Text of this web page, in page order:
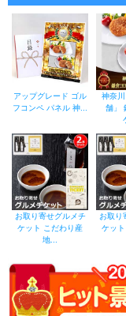
アップグレード ゴル
フコンペ パネル 神...
神奈
舗」
お取り寄せグルメチ
ケット こだわり産
地...
お取り
ケッ